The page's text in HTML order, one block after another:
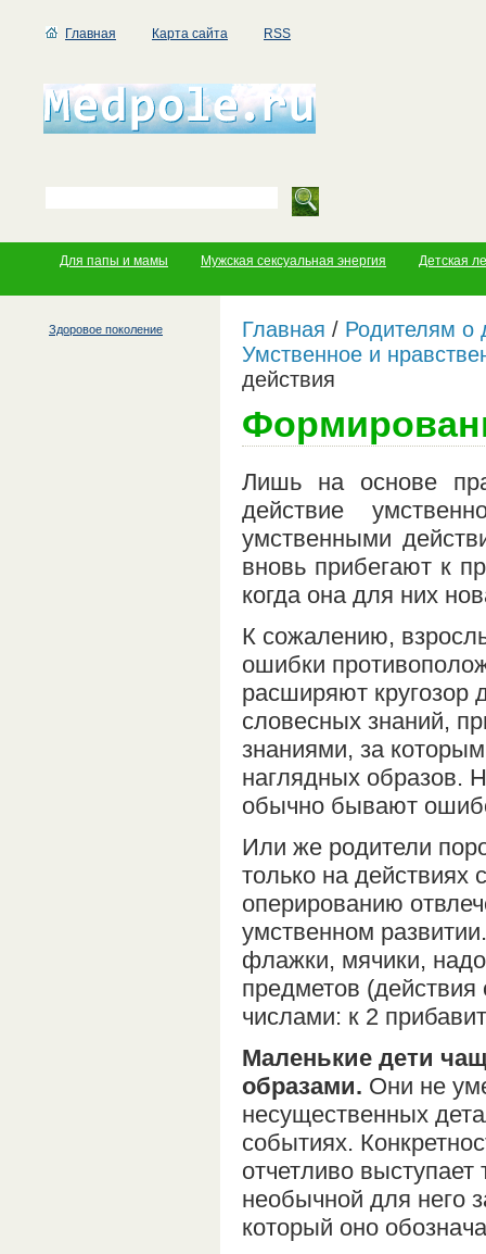
Главная Карта сайта RSS
Для папы и мамы Мужская сексуальная энергия Детская
Здоровое поколение Главная / Родителям о
Умственное и
действия
Лишь на основе
действие
умственными
вновь прибегают к
когда она для них
К сожалению,
ошибки
расширяют кругозор
словесных знаний,
знаниями, за
наглядных образов.
обычно бывают
Или же родители
только на
оперированию
умственном
флажки, мячики,
предметов (действия
числами: к 2
Маленькие дети
образами. Они не
несущественных
событиях.
отчетливо выступает
необычной для него
который оно